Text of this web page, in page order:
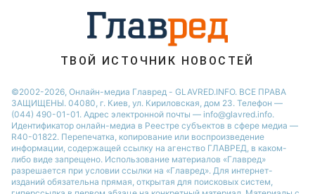
София Ротару
Ольга Сумская
ТВОЙ ИСТОЧНИК НОВОСТЕЙ
©2002-2026, Онлайн-медиа Главред - GLAVRED.INFO. ВСЕ ПРАВА
ЗАЩИЩЕНЫ. 04080, г. Киев, ул. Кириловская, дом 23. Телефон —
(044) 490-01-01. Адрес электронной почты — info@glavred.info.
Идентификатор онлайн-медиа в Реестре cубъектов в сфере медиа —
R40-01822. Перепечатка, копирование или воспроизведение
информации, содержащей ссылку на агенство ГЛАВРЕД, в каком-
либо виде запрещено. Использование материалов «Главред»
разрешается при условии ссылки на «Главред». Для интернет-
изданий обязательна прямая, открытая для поисковых систем,